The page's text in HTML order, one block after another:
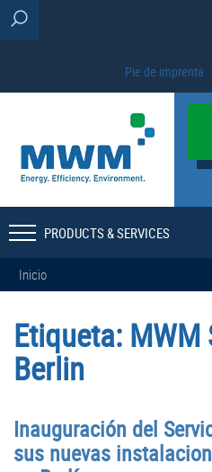
Pie de imprenta
PRODUCTS & SERVICES
Inicio
Etiqueta: MWM
Berlin
Inauguración del
sus nuevas